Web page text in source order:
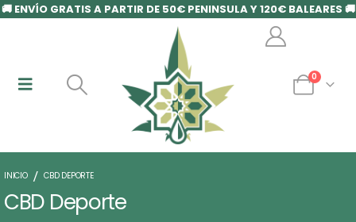
🚚 ENVÍO GRATIS A PARTIR DE 50€ PENINSULA Y 120€ BALEARES 🚚
0
INICIO CBD DEPORTE
CBD Deporte